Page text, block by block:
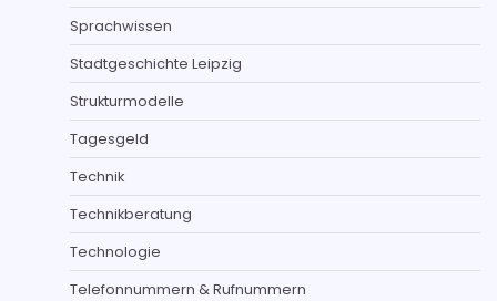
Sprachwissen
Stadtgeschichte Leipzig
Strukturmodelle
Tagesgeld
Technik
Technikberatung
Technologie
Telefonnummern & Rufnummern